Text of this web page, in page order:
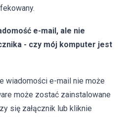
e-mail, ale nie
- czy mój komputer jest
wiadomości e-mail nie może
może zostać zainstalowane
się załącznik lub kliknie